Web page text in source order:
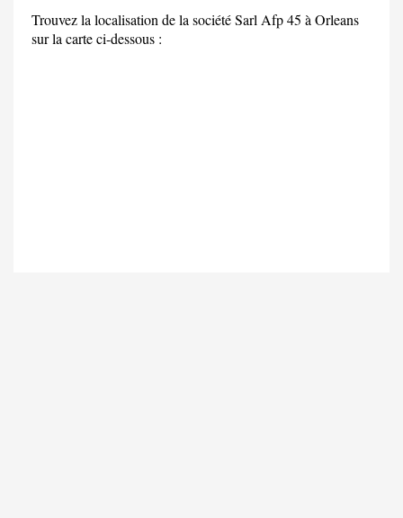
Trouvez la localisation de la société Sarl Afp 45 à Orleans
sur la carte ci-dessous :